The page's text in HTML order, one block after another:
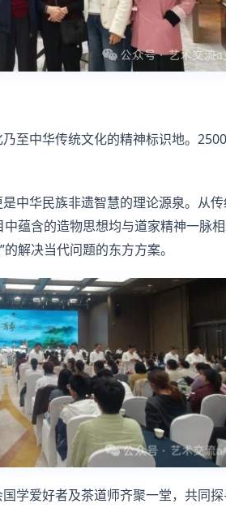
至中华传统文化的精神标识地。
中华民族非遗智慧的理论源泉。从
蕴含的造物思想均与道家精神一脉
解决当代问题的东方方案。
学爱好者及茶道师齐聚一堂，共同